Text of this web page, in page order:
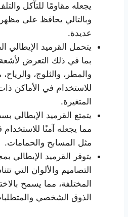
يجعله مقاومًا للتآكل
وبالتالي يحافظ على
عديدة.
يتحمل القرميد الإيطالي
بما في ذلك التعرض
والمطر، والثلوج،
للاستخدام في الأماكن
المتغيرة.
يتمتع القرميد الإيطالي
مما يجعله آمنًا
مثل المسابح والحمامات.
يتوفر القرميد الإيطالي
التصاميم والألوان التي
المختلفة، مما يسمح
الذوق الشخصي